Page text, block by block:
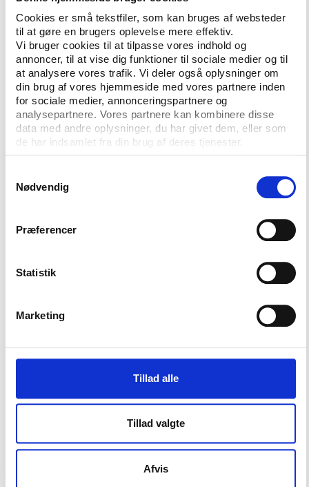
Cookies er små tekstfiler, som kan bruges af websteder
til at gøre en brugers oplevelse mere effektiv.
Vi bruger cookies til at tilpasse vores indhold og
annoncer, til at vise dig funktioner til sociale medier og til
at analysere vores trafik. Vi deler også oplysninger om
din brug af vores hjemmeside med vores partnere inden
for sociale medier, annonceringspartnere og
analysepartnere. Vores partnere kan kombinere disse
data med andre oplysninger, du har givet dem, eller som
de har indsamlet fra din brug af deres tjenester.
Nødvendig
Præferencer
Statistik
Marketing
Tillad alle
Tillad valgte
Afvis
budbringer for sundhedsrelaterede budskaber.
Fodbold i skolerne
Helt konkret havde DBU som partner for
konferencen et tilbud med i bagagen om at udrulle
det fodboldrelaterede sundhedskoncept og
undervisningsprogram ’FIFA 11 for Health’ i de
grønlandske skoler. Professor Peter Krustrup fra
forskningsprojekter i fodbold dokumenteret
fra FIFA har forskerne udviklet et 12 ugers
skolekoncept, der både træner børnene på fysiske
undervisningselementer om kost og generel
Med FIFA-midler i ryggen kunne Peter Krustrup og
ofte er meget små med begrænsede ressourcer, at
rekvisitter og undervisningsmaterialer. Tilbuddet
udløste omgående en invitation til besøg hos Nivi
Olsen fra Demokraterne, der er Naalakkersuisoq
På samme vis var projekter som Headspace, der